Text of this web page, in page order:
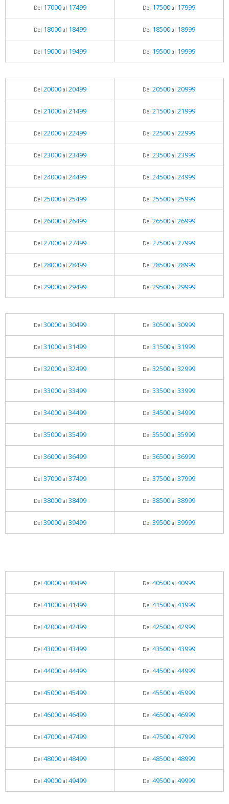
Del 17000al 17499 Del 17500al 17999
Del 18000al 18499 Del 18500al 18999
Del 19000al 19499 Del 19500al 19999
Del 20000al 20499 Del 20500al 20999
Del 21000al 21499 Del 21500al 21999
Del 22000al 22499 Del 22500al 22999
Del 23000al 23499 Del 23500al 23999
Del 24000al 24499 Del 24500al 24999
Del 25000al 25499 Del 25500al 25999
Del 26000al 26499 Del 26500al 26999
Del 27000al 27499 Del 27500al 27999
Del 28000al 28499 Del 28500al 28999
Del 29000al 29499 Del 29500al 29999
Del 30000al 30499 Del 30500al 30999
Del 31000al 31499 Del 31500al 31999
Del 32000al 32499 Del 32500al 32999
Del 33000al 33499 Del 33500al 33999
Del 34000al 34499 Del 34500al 34999
Del 35000al 35499 Del 35500al 35999
Del 36000al 36499 Del 36500al 36999
Del 37000al 37499 Del 37500al 37999
Del 38000al 38499 Del 38500al 38999
Del 39000al 39499 Del 39500al 39999
Del 40000al 40499 Del 40500al 40999
Del 41000al 41499 Del 41500al 41999
Del 42000al 42499 Del 42500al 42999
Del 43000al 43499 Del 43500al 43999
Del 44000al 44499 Del 44500al 44999
Del 45000al 45499 Del 45500al 45999
Del 46000al 46499 Del 46500al 46999
Del 47000al 47499 Del 47500al 47999
Del 48000al 48499 Del 48500al 48999
Del 49000al 49499 Del 49500al 49999